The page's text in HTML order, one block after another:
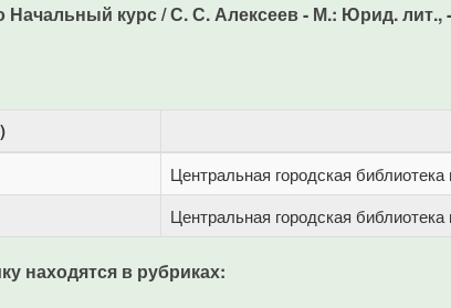
курс / С. С. Алексеев - М.: Юрид. лит., -
Центральная городская
Центральная городская
находятся в рубриках: